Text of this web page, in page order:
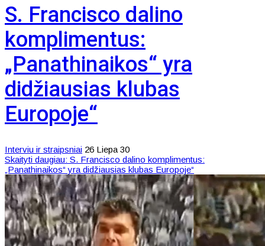
S. Francisco dalino
komplimentus:
„Panathinaikos“ yra
didžiausias klubas
Europoje“
Interviu ir straipsniai 26 Liepa 30
Skaityti daugiau: S. Francisco dalino komplimentus:
„Panathinaikos“ yra didžiausias klubas Europoje“